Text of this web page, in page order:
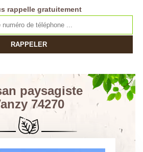
rappelle gratuitement
paysagiste
74270